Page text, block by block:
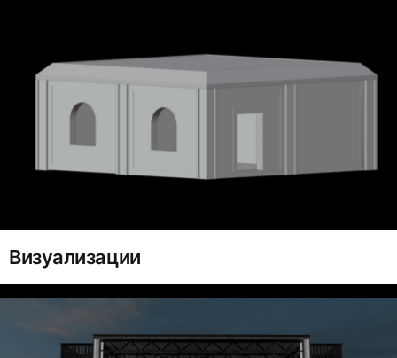
Визуализации